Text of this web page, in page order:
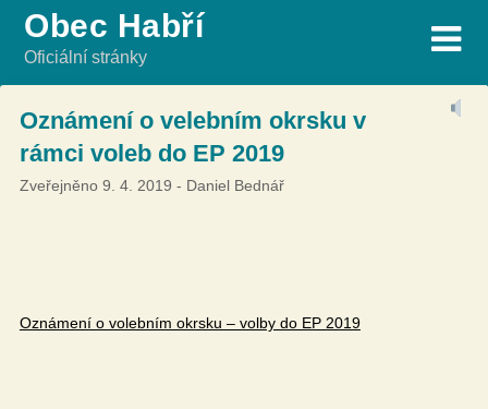
Skip
content
Obec Habří
Oficiální stránky
Oznámení o velebním okrsku v
rámci voleb do EP 2019
Zveřejněno 9. 4. 2019 - Daniel Bednář
Oznámení o volebním okrsku – volby do EP 2019